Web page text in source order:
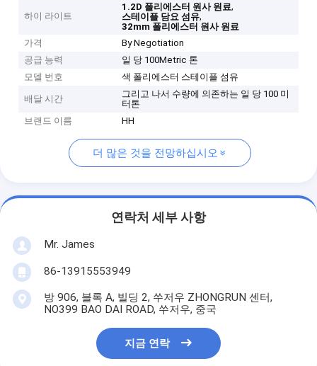
하이 라이트
1.2D 폴리에스터 원사 원료,
스테이플 담요 섬유,
32mm 폴리에스터 원사 원료
가격
By Negotiation
공급 능력
일 당 100Metric 톤
모델 번호
색 폴리에스터 스테이플 섬유
배달 시간
그리고 나서 수량에 의존하는 일 당 100 미
터톤
브랜드 이름
HH
더 많은 것을 전망하십시오
연락처 세부 사항
Mr. James
86-13915553949
방 906, 블록 A, 빌딩 2, 쑤저우 ZHONGRUN 센터,
NO399 BAO DAI ROAD, 쑤저우, 중국
지금 연락